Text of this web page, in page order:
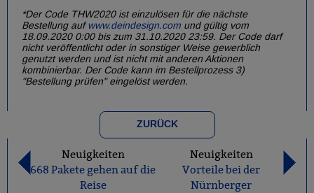
*Der Code THW2020 ist einzulösen für die nächste
Bestellung aufwww.deindesign.com und gültig vom
18.09.2020 0:00 bis zum 31.10.2020 23:59. Der Code darf
nicht veröffentlicht oder in sonstiger Weise gewerblich
genutzt werden und ist nicht mit anderen Aktionen
kombinierbar. Der Code kann im Bestellprozess 3)
"Bestellung prüfen" eingelöst werden.
ZURÜCK
Neuigkeiten
668 Pakete gehen auf die
Reise
Neuigkeiten
Vorteile bei der
Nürnberger